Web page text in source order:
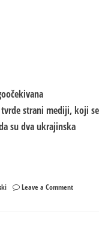
strani mediji, koji se
su dva ukrajinska
Leave a Commenton